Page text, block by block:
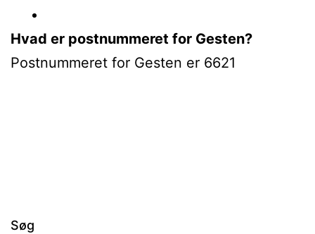
Hvad er postnummeret for Gesten?
Postnummeret for Gesten er 6621
Søg